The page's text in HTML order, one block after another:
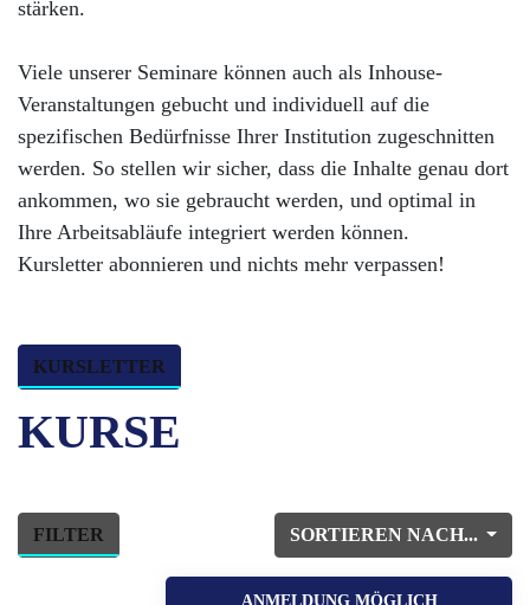
stärken.
Viele unserer Seminare können auch als Inhouse-
Veranstaltungen gebucht und individuell auf die
spezifischen Bedürfnisse Ihrer Institution zugeschnitten
werden. So stellen wir sicher, dass die Inhalte genau dort
ankommen, wo sie gebraucht werden, und optimal in
Ihre Arbeitsabläufe integriert werden können.
Kursletter abonnieren und nichts mehr verpassen!
KURSLETTER
KURSE
SORTIEREN NACH...
FILTER
ANMELDUNG MÖGLICH